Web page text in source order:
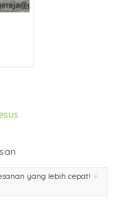
yang lebih cepat!